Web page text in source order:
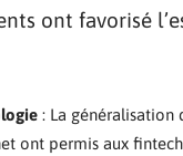
ont favorisé
: La généralisation
ont permis aux